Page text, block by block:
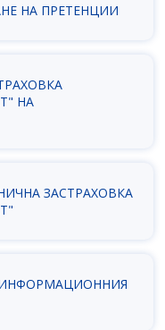
НА ПРЕТЕНЦИИ
НА
ЗАСТРАХОВКА
ИНФОРМАЦИОННИЯ